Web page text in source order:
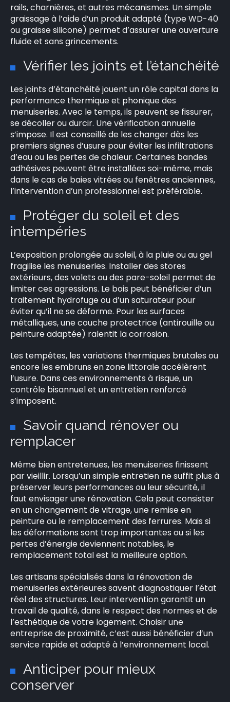
rails, charnières, et autres mécanismes. Un simple
graissage à l’aide d’un produit adapté (type WD-40
ou graisse silicone) permet d’assurer une ouverture
fluide et sans grincements.
Vérifier les joints et l’étanchéité
Les joints d’étanchéité jouent un rôle capital dans la
performance thermique et phonique des
menuiseries. Avec le temps, ils peuvent se fissurer,
se décoller ou durcir. Une vérification annuelle
s’impose. Il est conseillé de les changer dès les
premiers signes d’usure pour éviter les infiltrations
d’eau ou les pertes de chaleur. Certaines bandes
adhésives peuvent être installées soi-même, mais
dans le cas de baies vitrées ou fenêtres anciennes,
l’intervention d’un professionnel est préférable.
Protéger du soleil et des
intempéries
L’exposition prolongée au soleil, à la pluie ou au gel
fragilise les menuiseries. Installer des stores
extérieurs, des volets ou des pare-soleil permet de
limiter ces agressions. Le bois peut bénéficier d’un
traitement hydrofuge ou d’un saturateur pour
éviter qu’il ne se déforme. Pour les surfaces
métalliques, une couche protectrice (antirouille ou
peinture adaptée) ralentit la corrosion.
Les tempêtes, les variations thermiques brutales ou
encore les embruns en zone littorale accélèrent
l’usure. Dans ces environnements à risque, un
contrôle bisannuel et un entretien renforcé
s’imposent.
Savoir quand rénover ou
remplacer
Même bien entretenues, les menuiseries finissent
par vieillir. Lorsqu’un simple entretien ne suffit plus à
préserver leurs performances ou leur sécurité, il
faut envisager une rénovation. Cela peut consister
en un changement de vitrage, une remise en
peinture ou le remplacement des ferrures. Mais si
les déformations sont trop importantes ou si les
pertes d’énergie deviennent notables, le
remplacement total est la meilleure option.
Les artisans spécialisés dans la rénovation de
menuiseries extérieures savent diagnostiquer l’état
réel des structures. Leur intervention garantit un
travail de qualité, dans le respect des normes et de
l’esthétique de votre logement. Choisir une
entreprise de proximité, c’est aussi bénéficier d’un
service rapide et adapté à l’environnement local.
Anticiper pour mieux
conserver
×
Rechercher
: